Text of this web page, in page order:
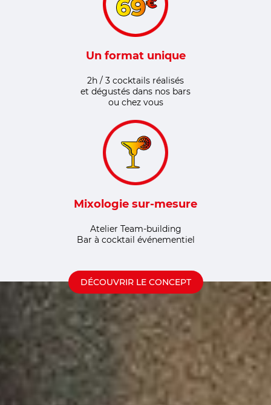
Un format unique
2h / 3 cocktails réalisés
et dégustés dans nos bars
ou chez vous
Mixologie sur-mesure
Atelier Team-building
Bar à cocktail événementiel
DÉCOUVRIR LE CONCEPT